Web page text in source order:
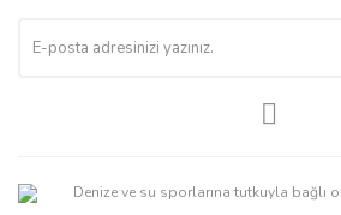
Denize ve su sporlarına tutkuyla bağlı